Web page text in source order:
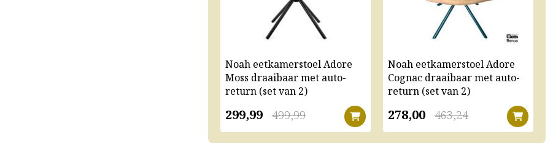
Noah eetkamerstoel Adore
Moss draaibaar met auto-
return (set van 2)
499,99
299,99
Noah eetkamerstoel Adore
Cognac draaibaar met auto-
return (set van 2)
463,24
278,00